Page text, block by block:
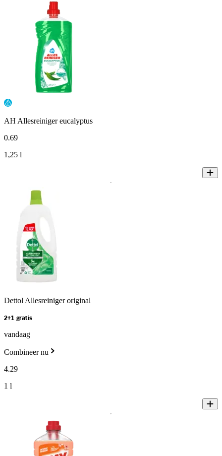
AH Allesreiniger eucalyptus
0.69
1,25 l
Dettol Allesreiniger original
2+1 gratis
vandaag
Combineer nu
4.29
1 l